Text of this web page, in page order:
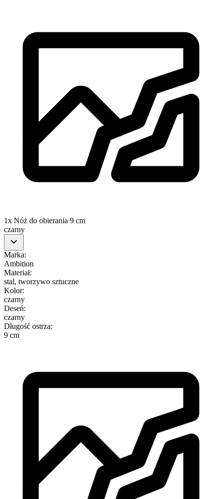
1x Nóż do obierania 9 cm
czarny
Marka:
Ambition
Materiał:
stal, tworzywo sztuczne
Kolor:
czarny
Deseń:
czarny
Długość ostrza:
9 cm